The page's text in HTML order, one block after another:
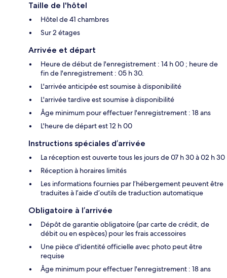
Taille de l'hôtel
Hôtel de 41 chambres
Sur 2 étages
Arrivée et départ
Heure de début de l'enregistrement : 14 h 00 ; heure de
fin de l'enregistrement : 05 h 30.
L'arrivée anticipée est soumise à disponibilité
L'arrivée tardive est soumise à disponibilité
Âge minimum pour effectuer l'enregistrement : 18 ans
L'heure de départ est 12 h 00
Instructions spéciales d’arrivée
La réception est ouverte tous les jours de 07 h 30 à 02 h 30
Réception à horaires limités
Les informations fournies par l’hébergement peuvent être
traduites à l’aide d’outils de traduction automatique
Obligatoire à l’arrivée
Dépôt de garantie obligatoire (par carte de crédit, de
débit ou en espèces) pour les frais accessoires
Une pièce d'identité officielle avec photo peut être
requise
Âge minimum pour effectuer l'enregistrement : 18 ans